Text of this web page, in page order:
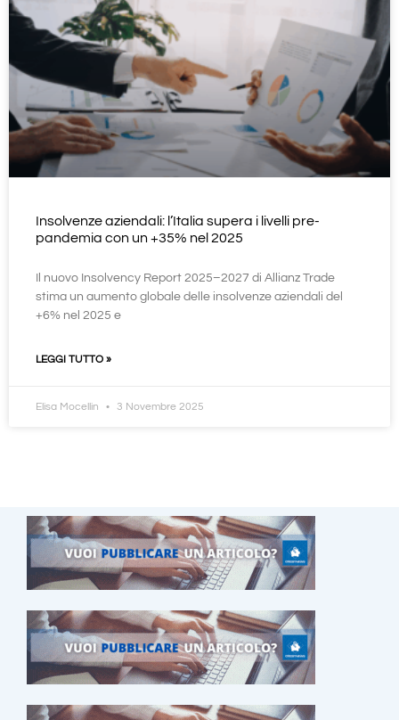
Insolvenze aziendali: l’Italia supera i livelli pre-
pandemia con un +35% nel 2025
Il nuovo Insolvency Report 2025–2027 di Allianz Trade
stima un aumento globale delle insolvenze aziendali del
+6% nel 2025 e
LEGGI TUTTO »
Elisa Mocellin 3 Novembre 2025